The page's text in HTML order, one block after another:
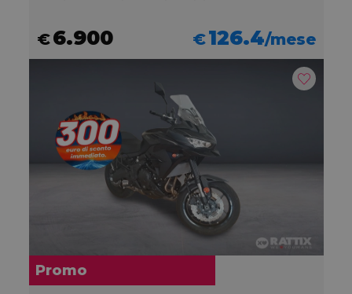
€6.900 €126.4/mese
Promo